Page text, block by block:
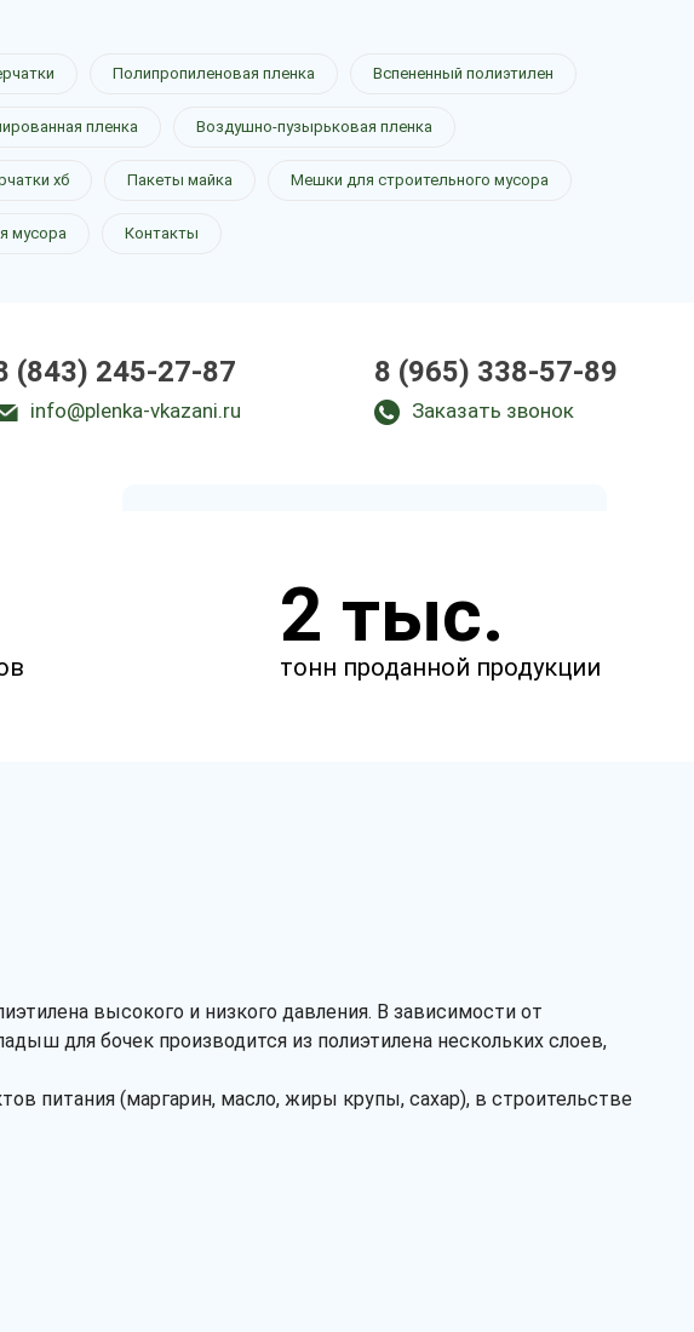
Полипропиленовая пленка Вспененный полиэтилен
пленка Воздушно-пузырьковая пленка
хб Пакеты майка Мешки для строительного мусора
мусора Контакты
(843) 245-27-87
info@plenka-vkazani.ru
8 (965) 338-57-89
Заказать звонок
и через несколько минут наш
менеджер свяжется с вами.
Заказать звонок
2 тыс.
тонн проданной продукции
высокого и низкого давления. В зависимости от
для бочек производится из полиэтилена нескольких слоев,
питания (маргарин, масло, жиры крупы, сахар), в строительстве